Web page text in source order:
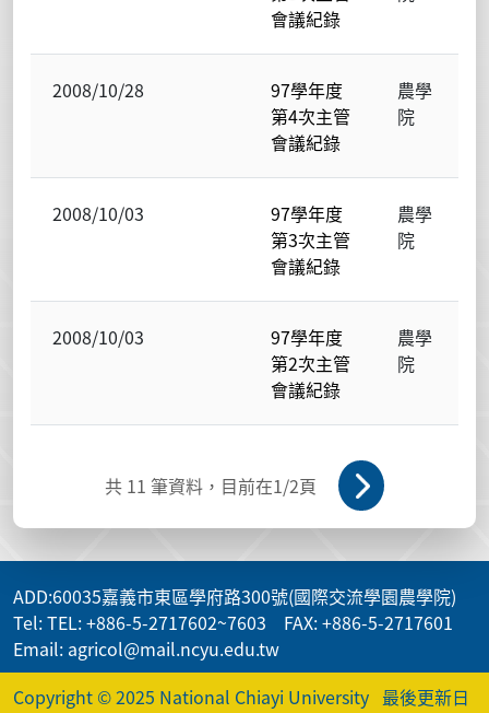
會議紀錄
2008/10/28
97學年度
第4次主管
會議紀錄
農學
院
2008/10/03
97學年度
第3次主管
會議紀錄
農學
院
2008/10/03
97學年度
第2次主管
會議紀錄
農學
院
共 11 筆資料，目前在1/2頁
ADD:60035嘉義市東區學府路300號(國際交流學園農學院)
Tel: TEL: +886-5-2717602~7603 FAX: +886-5-2717601
Email: agricol@mail.ncyu.edu.tw
Copyright © 2025 National Chiayi University 最後更新日